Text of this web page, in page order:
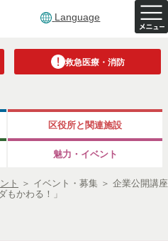
Language
救急医療・消防
区役所と関連施設
魅力・イベント
ト ＞ イベント・募集 ＞ 企業公開講座
もかわる！」